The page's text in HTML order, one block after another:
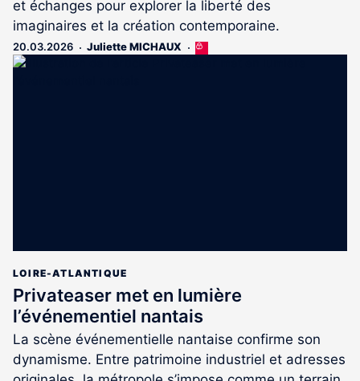
et échanges pour explorer la liberté des
imaginaires et la création contemporaine.
20.03.2026 Juliette MICHAUX
Cet
LOIRE-ATLANTIQUE
Privateaser met en lumière
l’événementiel nantais
La scène événementielle nantaise confirme son
dynamisme. Entre patrimoine industriel et adresses